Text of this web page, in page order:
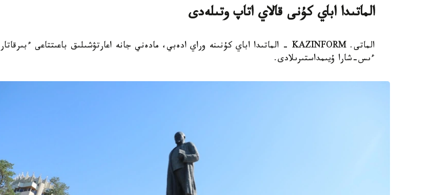
الماتىدا اباي كۇنى قالاي اتاپ وتىلەدى
الماتى. KAZINFORM - الماتىدا اباي كۇنىنە وراي ادەبي، مادەني جانە اعارتۋشىلىق باعىتتاعى ءبىرقاتار
ءىس-شارا ۇيىمداستىرىلادى.